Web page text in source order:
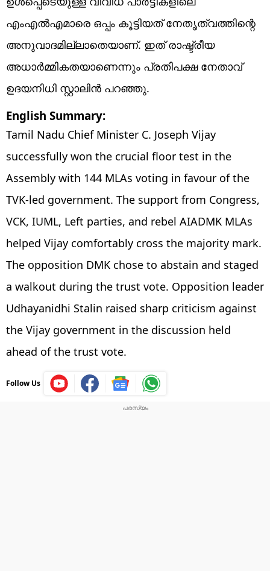
എംഎൽഎമാരെ ഒപ്പം കൂട്ടിയത് നേതൃത്വത്തിന്റെ
അനുവാദമില്ലാതെയാണ്. ഇത് രാഷ്ട്രീയ
അധാർമ്മികതയാണെന്നും പ്രതിപക്ഷ നേതാവ്
ഉദയനിധി സ്റ്റാലിൻ പറഞ്ഞു.
English Summary:
Tamil Nadu Chief Minister C. Joseph Vijay
successfully won the crucial floor test in the
Assembly with 144 MLAs voting in favour of the
TVK-led government. The support from Congress,
VCK, IUML, Left parties, and rebel AIADMK MLAs
helped Vijay comfortably cross the majority mark.
The opposition DMK chose to abstain and staged
a walkout during the trust vote. Opposition leader
Udhayanidhi Stalin raised sharp criticism against
the Vijay government in the discussion held
ahead of the trust vote.
Follow Us